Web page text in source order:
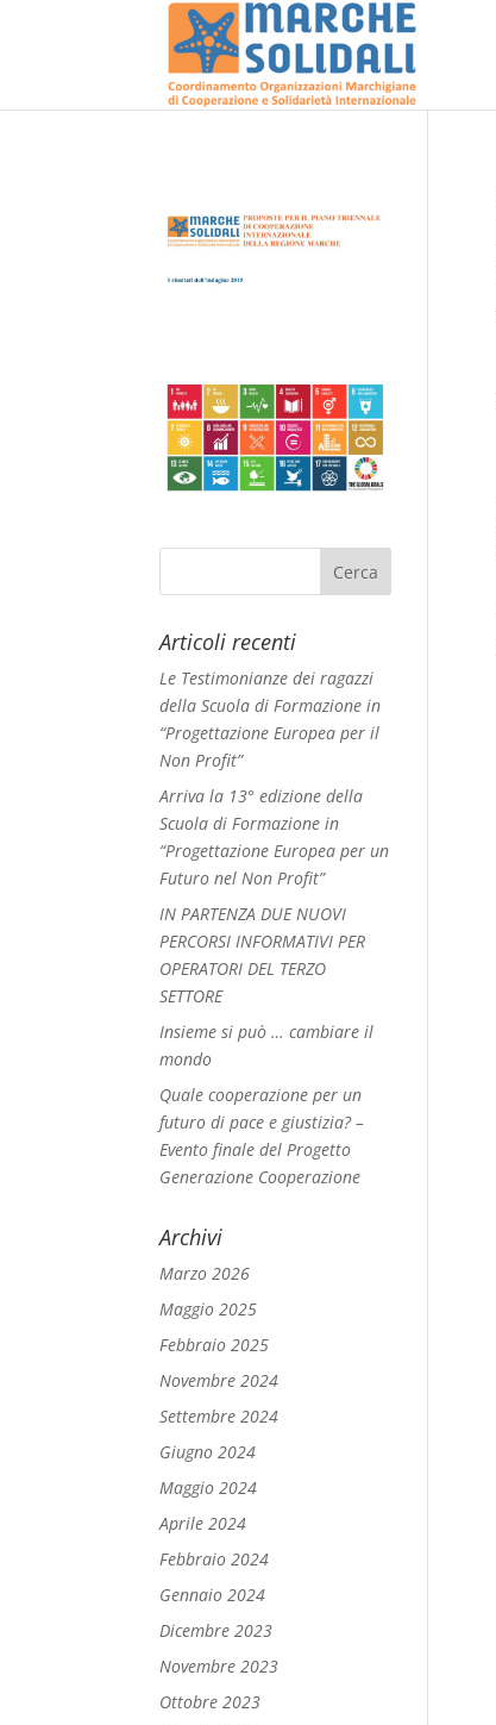
Articoli recenti
Le Testimonianze dei ragazzi
della Scuola di Formazione in
“Progettazione Europea per il
Non Profit”
Arriva la 13° edizione della
Scuola di Formazione in
“Progettazione Europea per un
Futuro nel Non Profit”
IN PARTENZA DUE NUOVI
PERCORSI INFORMATIVI PER
OPERATORI DEL TERZO
SETTORE
Insieme si può … cambiare il
mondo
Quale cooperazione per un
futuro di pace e giustizia? –
Evento finale del Progetto
Generazione Cooperazione
Archivi
Marzo 2026
Maggio 2025
Febbraio 2025
Novembre 2024
Settembre 2024
Giugno 2024
Maggio 2024
Aprile 2024
Febbraio 2024
Gennaio 2024
Dicembre 2023
Novembre 2023
Ottobre 2023